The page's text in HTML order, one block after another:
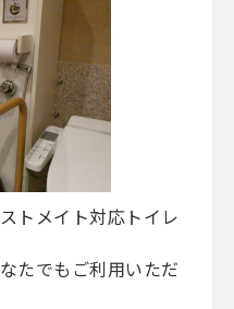
トメイト対応トイレ
たでもご利用いただ